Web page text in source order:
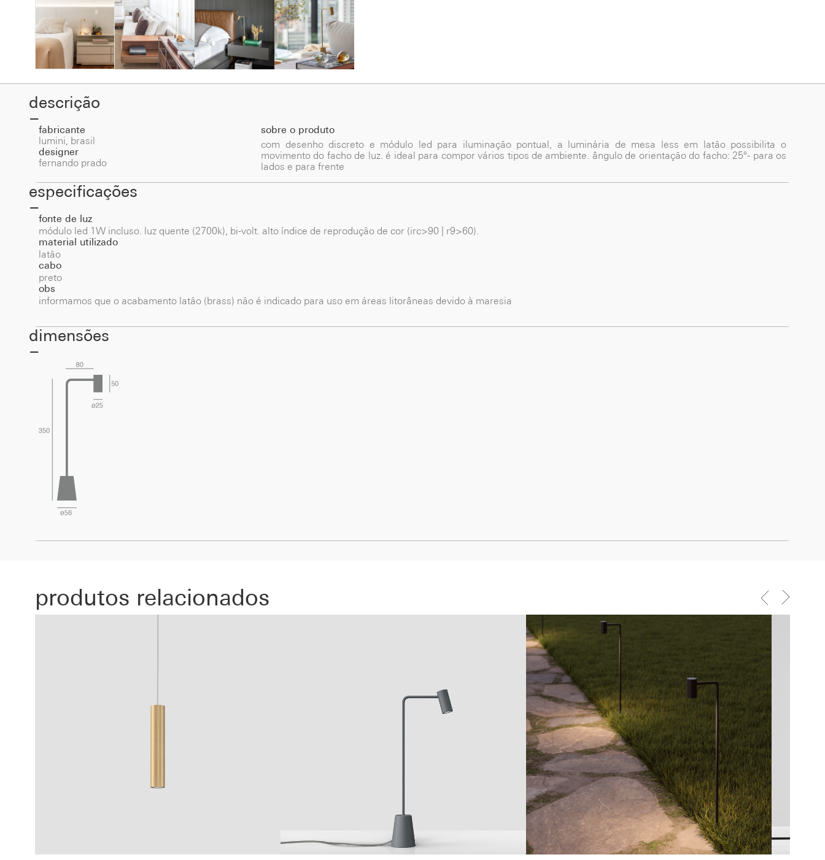
descrição
fabricante
lumini, brasil
designer
fernando prado
sobre o produto
com desenho discreto e módulo led para iluminação pontual, a luminária de mesa less em latão possibilita o
movimento do facho de luz. é ideal para compor vários tipos de ambiente. ângulo de orientação do facho: 25°- para os
lados e para frente
especificações
fonte de luz
módulo led 1W incluso. luz quente (2700k), bi-volt. alto índice de reprodução de cor (irc>90 | r9>60).
material utilizado
latão
cabo
preto
obs
informamos que o acabamento latão (brass) não é indicado para uso em áreas litorâneas devido à maresia
dimensões
produtos relacionados